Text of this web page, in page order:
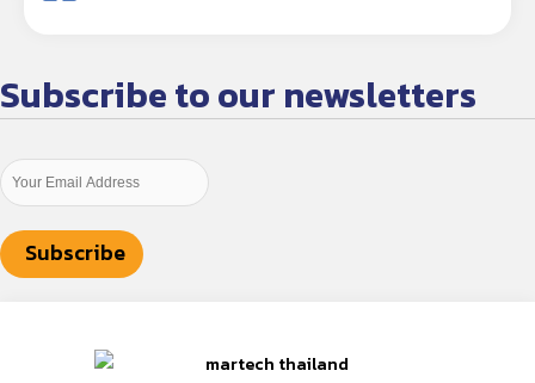
Subscribe to our newsletters
Subscribe